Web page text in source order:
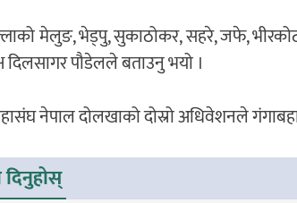
मेलुङ, भेड्पु, सुकाठोकर, सहरे, जफे,
दिलसागर पौडेलले बताउनु भयो ।
नेपाल दोलखाको दोस्रो अधिवेशनले
दिनुहोस्